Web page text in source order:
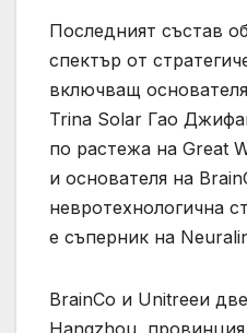
Последният състав
спектър от
включващ
Trina Solar Гао
по растежа на Great
и основателя на
невротехнологична
е съперник на
BrainCo и Unitreeи